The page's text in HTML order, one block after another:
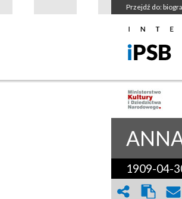
Przejdź do:
1909-04-